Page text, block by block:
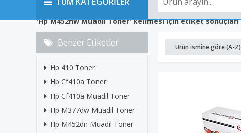
'Hp M452nw Muadil Toner' kelimesi için etiket sonuçları
Benzer Etiketler
Hp 410 Toner
Hp Cf410a Toner
Hp Cf410a Muadil Toner
Hp M377dw Muadil Toner
Hp M452dn Muadil Toner
Ürün ismine göre (A-Z)